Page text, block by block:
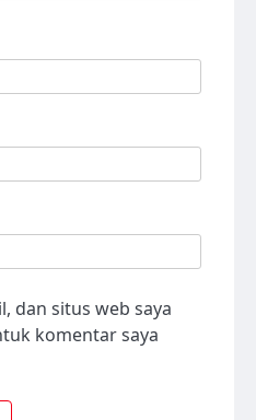
dan situs web saya
komentar saya